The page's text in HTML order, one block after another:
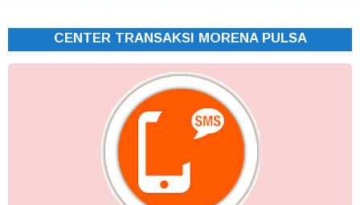
CENTER TRANSAKSI MORENA PULSA